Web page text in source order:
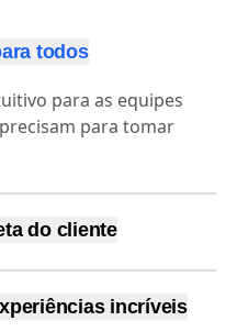
todos
para as equipes
para tomar
do cliente
incríveis